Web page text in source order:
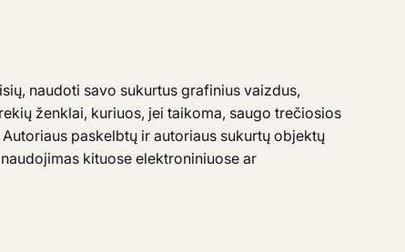
naudoti savo sukurtus grafinius vaizdus,
ženklai, kuriuos, jei taikoma, saugo trečiosios
paskelbtų ir autoriaus sukurtų objektų
kituose elektroniniuose ar